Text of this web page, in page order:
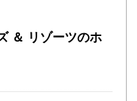
＆ リゾーツのホ